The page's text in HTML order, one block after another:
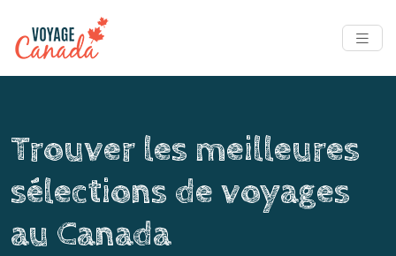
Trouver les meilleures
sélections de voyages
au Canada